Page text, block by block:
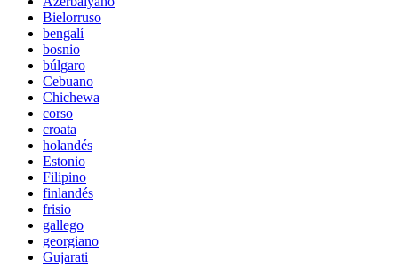
Bielorruso
bengalí
bosnio
búlgaro
Cebuano
Chichewa
corso
croata
holandés
Estonio
Filipino
finlandés
frisio
gallego
georgiano
Gujarati